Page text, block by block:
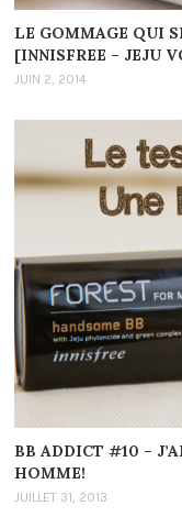
LE GOMMAGE QUI
[INNISFREE – JEJU
JUIN 2, 2014
BB ADDICT #10 –
HOMME!
JUILLET 31, 2013